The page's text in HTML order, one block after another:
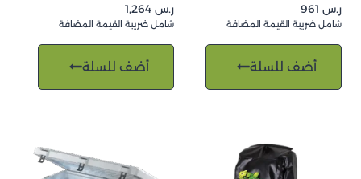
ر.س
شامل ضريبة القيمة المضافة
أضف للسلة
ر.س
شامل ضريبة القيمة المضافة
أضف للسلة